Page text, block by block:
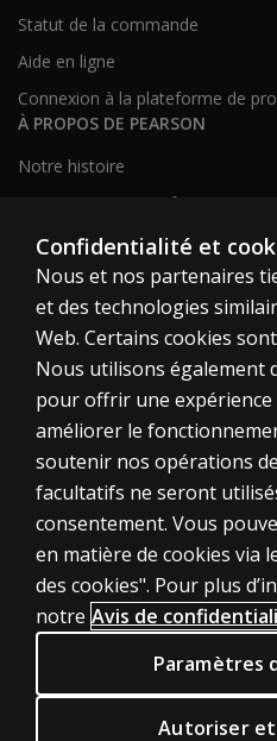
Statut de la commande
Aide en ligne
Connexion à la plateforme de
À PROPOS DE PEARSON
Notre histoire
Notre site corporatif
À propos de nous
Plan du site
Canada
Témoins
Conditions d'utilisation
Vie privée
Informations sur les brevets
Confidentialité et
Nous et nos partenaires
et des technologies
Web. Certains cookies
Nous utilisons également
pour offrir une
améliorer le
soutenir nos opérations
facultatifs ne seront
consentement. Vous
en matière de cookies via
des cookies". Pour plus
notre Avis de
Paramètres
Autoriser